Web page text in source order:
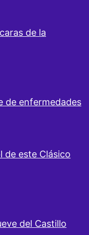
de la
de enfermedades
de este Clásico
del Castillo